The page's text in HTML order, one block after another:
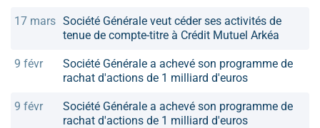
17 mars Société Générale veut céder ses activités de
tenue de compte-titre à Crédit Mutuel Arkéa
9 févr
Société Générale a achevé son programme de
rachat d'actions de 1 milliard d'euros
9 févr
Société Générale a achevé son programme de
rachat d'actions de 1 milliard d'euros